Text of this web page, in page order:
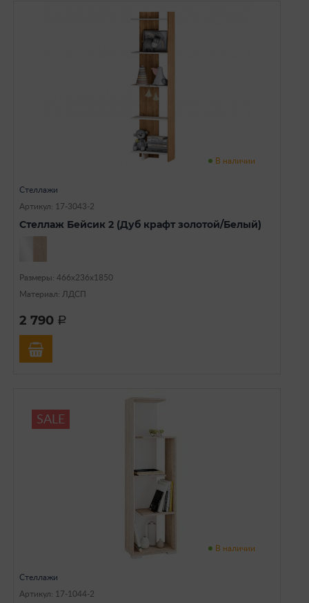
В наличии
Стеллажи
Артикул: 17-3043-2
Стеллаж Бейсик 2 (Дуб крафт золотой/Белый)
Размеры: 466х236х1850
Материал: ЛДСП
2 790 a
SALE
В наличии
Стеллажи
Артикул: 17-1044-2